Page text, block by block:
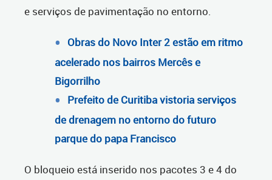
e serviços de pavimentação no entorno.
Obras do Novo Inter 2 estão em ritmo
acelerado nos bairros Mercês e
Bigorrilho
Prefeito de Curitiba vistoria serviços
de drenagem no entorno do futuro
parque do papa Francisco
O bloqueio está inserido nos pacotes 3 e 4 do